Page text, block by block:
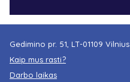
Gedimino pr. 51, LT-01109 Vilnius
Kaip mus rasti?
Darbo laikas